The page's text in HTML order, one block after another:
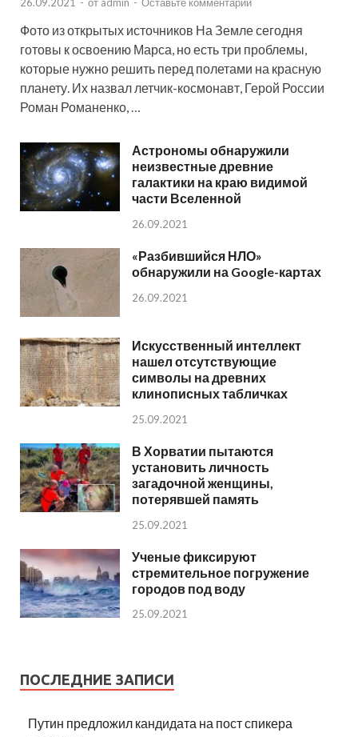
Фото из открытых источников На Земле сегодня
готовы к освоению Марса, но есть три проблемы,
которые нужно решить перед полетами на красную
планету. Их назвал летчик-космонавт, Герой России
Роман Романенко, …
Астрономы обнаружили
неизвестные древние
галактики на краю видимой
части Вселенной
26.09.2021
«Разбившийся НЛО»
обнаружили на Google-картах
26.09.2021
Искусственный интеллект
нашел отсутствующие
символы на древних
клинописных табличках
25.09.2021
В Хорватии пытаются
установить личность
загадочной женщины,
потерявшей память
25.09.2021
Ученые фиксируют
стремительное погружение
городов под воду
25.09.2021
ПОСЛЕДНИЕ ЗАПИСИ
Путин предложил кандидата на пост спикера